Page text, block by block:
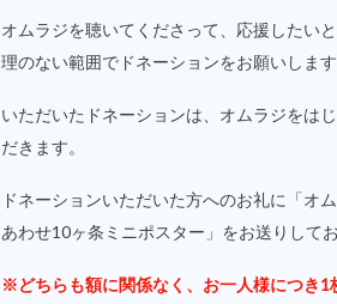
オムラジを聴いてくださって、応援したい
理のない範囲でドネーションをお願いします
いただいたドネーションは、オムラジをは
だきます。
ドネーションいただいた方へのお礼に「オ
あわせ10ヶ条ミニポスター」をお送りしてお
※どちらも額に関係なく、お一人様につき1